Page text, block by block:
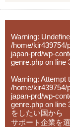
施策なども行っ
Warning:
/home/kir439754/
japan-prd/wp-
genre.php on line
Warning: Attempt
/home/kir439754/
japan-prd/wp-
genre.php on line
をしたい国から
サポート企業を